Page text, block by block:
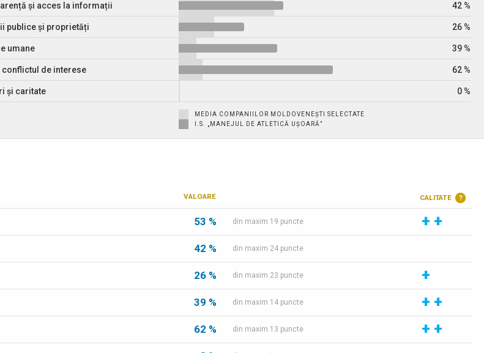
și acces la informații 42 %
publice și proprietăți 26 %
umane 39 %
conflictul de interese 62 %
și caritate 0 %
MEDIA COMPANIILOR MOLDOVENEȘTI SELECTATE
I.S. „MANEJUL DE ATLETICĂ UȘOARĂ”
VALOARE CALITATE ?
53 % din maxim 19 puncte + +
42 % din maxim 24 puncte
26 % din maxim 23 puncte +
39 % din maxim 14 puncte + +
62 % din maxim 13 puncte + +